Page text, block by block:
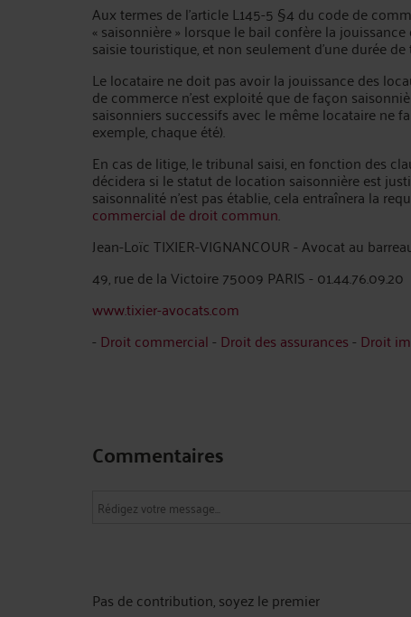
Aux termes de l’article L145-5 §4 du code de
« saisonnière » lorsque le bail confère la
saisie touristique, et non seulement d’une durée
Le locataire ne doit pas avoir la jouissance des
de commerce n’est exploité que de façon
saisonniers successifs avec le même locataire ne
exemple, chaque été).
En cas de litige, le tribunal saisi, en fonction des
décidera si le statut de location saisonnière est
saisonnalité n’est pas établie, cela entraînera la
commercial de droit commun.
Jean-Loïc TIXIER-VIGNANCOUR - Avocat au
49, rue de la Victoire 75009 PARIS - 01.44.76.09.20
www.tixier-avocats.com
- Droit commercial- Droit des assurances- Droit
Commentaires
Pas de contribution, soyez le premier